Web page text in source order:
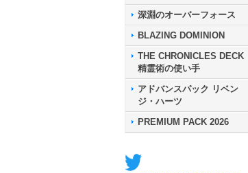
深淵のオーバーフォース
BLAZING DOMINION
THE CHRONICLES DECK
精霊術の使い手
アドバンスパック リベン
ジ・ハーツ
PREMIUM PACK 2026